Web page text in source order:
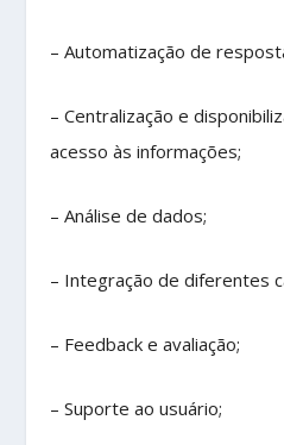
– Automatização de
– Centralização e
acesso às informações;
– Análise de dados;
– Integração de diferentes
– Feedback e avaliação;
– Suporte ao usuário;